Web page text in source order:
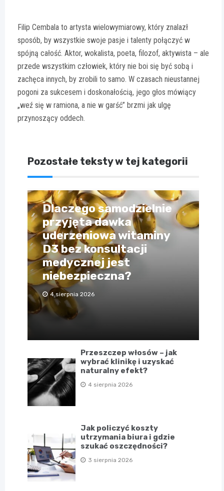
Filip Cembala to artysta wielowymiarowy, który znalazł
sposób, by wszystkie swoje pasje i talenty połączyć w
spójną całość. Aktor, wokalista, poeta, filozof, aktywista – ale
przede wszystkim człowiek, który nie boi się być sobą i
zachęca innych, by zrobili to samo. W czasach nieustannej
pogoni za sukcesem i doskonałością, jego głos mówiący
„weź się w ramiona, a nie w garść” brzmi jak ulgę
przynoszący oddech.
Pozostałe teksty w tej kategorii
Dlaczego samodzielnie
przyjęta dawka
uderzeniowa witaminy
D3 bez konsultacji
medycznej jest
niebezpieczna?
4 sierpnia 2026
Przeszczep włosów – jak
wybrać klinikę i uzyskać
naturalny efekt?
4 sierpnia 2026
Jak policzyć koszty
utrzymania biura i gdzie
szukać oszczędności?
3 sierpnia 2026